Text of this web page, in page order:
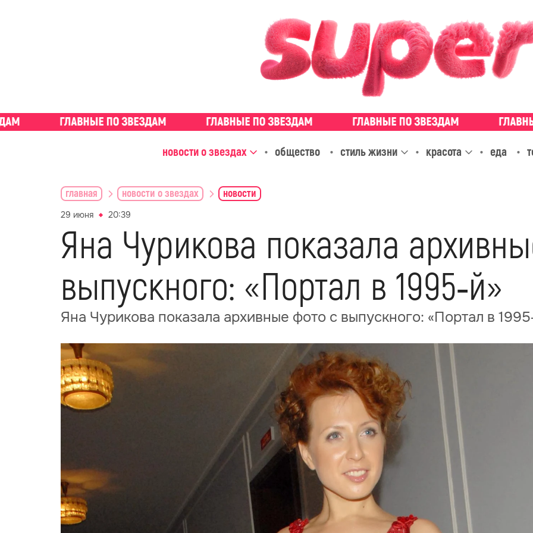
новости о звездах общество стиль жизни красота еда
главная новости о звездах новости
29 июня 20:39
Яна Чурикова показала
выпускного: «Портал в 1995‑й»
Яна Чурикова показала архивные фото с выпускного: «Портал в